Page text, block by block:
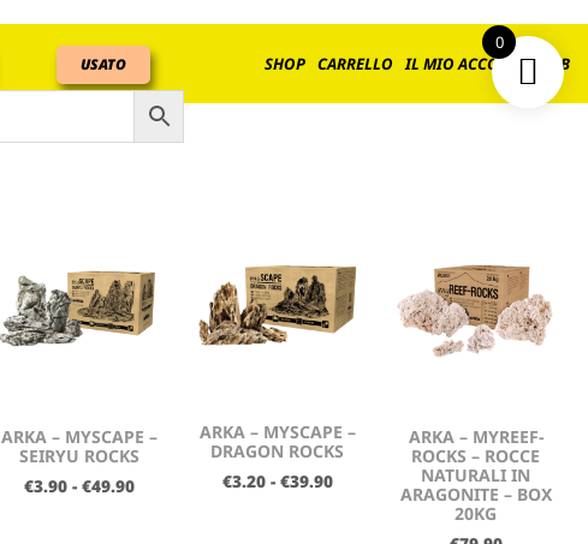
USATO SHOP CARRELLO IL MIO ACCOUNT B2B
ARKA – MYSCAPE –
SEIRYU ROCKS
€3.90 - €49.90
ARKA – MYSCAPE –
DRAGON ROCKS
€3.20 - €39.90
ARKA – MYREEF-
ROCKS – ROCCE
NATURALI IN
ARAGONITE – BOX
20KG
0